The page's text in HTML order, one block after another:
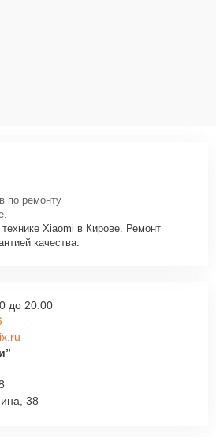
по ремонту
Xiaomi в Кирове. Ремонт
качества.
38
до 20:00